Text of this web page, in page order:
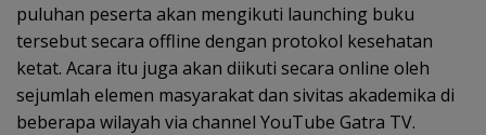
puluhan peserta akan mengikuti launching buku
tersebut secara offline dengan protokol kesehatan
ketat. Acara itu juga akan diikuti secara online oleh
sejumlah elemen masyarakat dan sivitas akademika di
beberapa wilayah via channel YouTube Gatra TV.